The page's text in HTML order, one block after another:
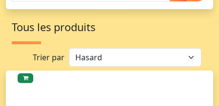
Tous les produits
Trier par